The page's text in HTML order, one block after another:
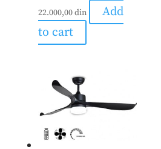
22.000,00din
Add
to cart